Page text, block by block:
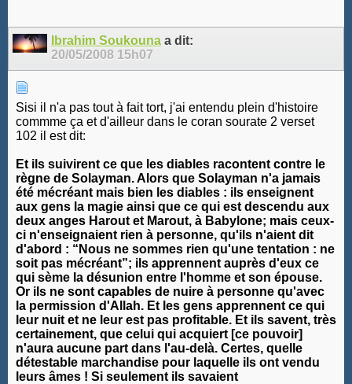
Ibrahim Soukouna a dit:
20/05/2008 15h07
Sisi il n'a pas tout à fait tort, j'ai entendu plein d'histoire
commme ça et d'ailleur dans le coran sourate 2 verset
102 il est dit:
Et ils suivirent ce que les diables racontent contre le
règne de Solayman. Alors que Solayman n'a jamais
été mécréant mais bien les diables : ils enseignent
aux gens la magie ainsi que ce qui est descendu aux
deux anges Harout et Marout, à Babylone; mais ceux-
ci n'enseignaient rien à personne, qu'ils n'aient dit
d'abord : “Nous ne sommes rien qu'une tentation : ne
soit pas mécréant”; ils apprennent auprès d'eux ce
qui sème la désunion entre l'homme et son épouse.
Or ils ne sont capables de nuire à personne qu'avec
la permission d'Allah. Et les gens apprennent ce qui
leur nuit et ne leur est pas profitable. Et ils savent, très
certainement, que celui qui acquiert [ce pouvoir]
n'aura aucune part dans l'au-delà. Certes, quelle
détestable marchandise pour laquelle ils ont vendu
leurs âmes ! Si seulement ils savaient